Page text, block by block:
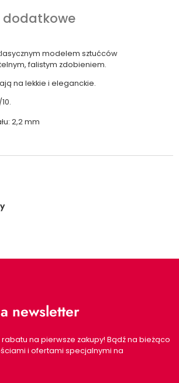
modelem sztućców
falistym zdobieniem.
na lekkie i eleganckie.
2,2 mm
newsletter
rabatu na pierwsze zakupy! Bądź na bieżąco
i ofertami specjalnymi na